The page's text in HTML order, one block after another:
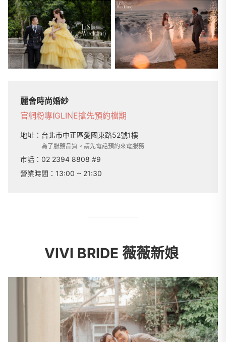
麗舍時尚婚紗
官網粉專IGLINE搶先預約檔期
地址： 台北市中正區愛國東路52號1樓
為了服務品質。請先電話預約來電服務
市話： 02 2394 8808 #9
營業時間： 13:00 ~ 21:30
VIVI BRIDE 薇薇新娘